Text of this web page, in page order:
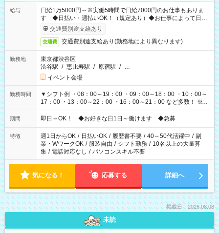
給与
日給1万5000円～※実働5時間で日給7000円のお仕事もありま
す ◆日払い・週払いOK！（規定あり）◆お仕事によって日給
も異なります
交通費別途支給あり
交通費 交通費別途支給あり(勤務地により異なります)
勤務地
東京都渋谷区
渋谷駅 / 恵比寿駅 / 原宿駅 / …
イベント会場
勤務時間
▼シフト例 ・08：00～19：00 ・09：00～18：00 ・10：00～
17：00 ・13：00～22：00 ・16：00～21：00 など多数！ ※お
仕事により勤務時間が異なります
期間 即日～OK！ ◆お好きな日1日～働けます ◆急募
特徴 週1日からOK / 日払いOK / 履歴書不要 / 40～50代活躍中 / 副
業・WワークOK / 服装自由 / シフト勤務 / 10名以上の大量募
集 / 電話対応なし / パソコンスキル不要
気になる！ 応募する 詳細へ
掲載日：2026.08.08
未読